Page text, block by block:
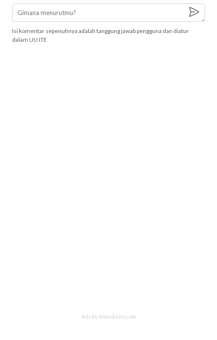
Isi komentar sepenuhnya adalah tanggung jawab pengguna dan diatur
dalam UU ITE